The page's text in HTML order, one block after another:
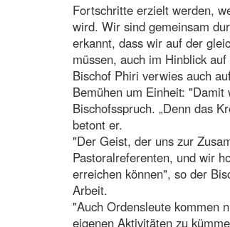
Fortschritte erzielt werden,
wird. Wir sind gemeinsam
erkannt, dass wir auf der
müssen, auch im Hinblick
Bischof Phiri verwies auch
Bemühen um Einheit:
Bischofsspruch. „Denn das
betont er.
"Der Geist, der uns zur
Pastoralreferenten, und wir
erreichen können", so der
Arbeit.
"Auch Ordensleute kommen
eigenen Aktivitäten zu